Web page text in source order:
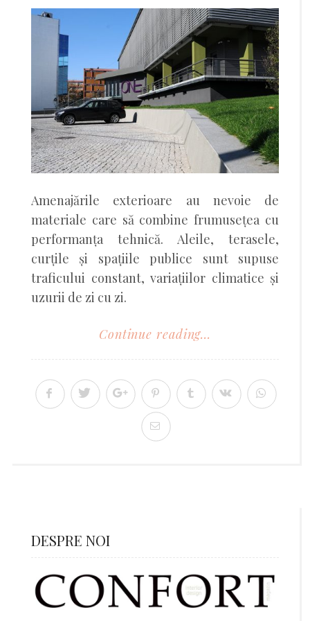
Amenajările exterioare au nevoie de
materiale care să combine frumusețea cu
performanța tehnică. Aleile, terasele,
curțile și spațiile publice sunt supuse
traficului constant, variațiilor climatice și
uzurii de zi cu zi.
Continue reading...
DESPRE NOI